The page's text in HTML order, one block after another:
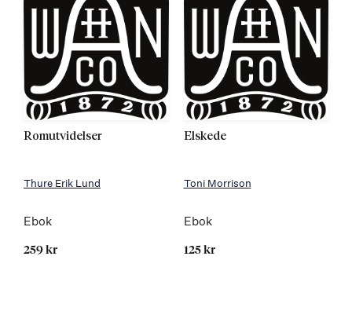
Romutvidelser
Thure Erik Lund
Ebok
259 kr
Elskede
Toni Morrison
Ebok
125 kr